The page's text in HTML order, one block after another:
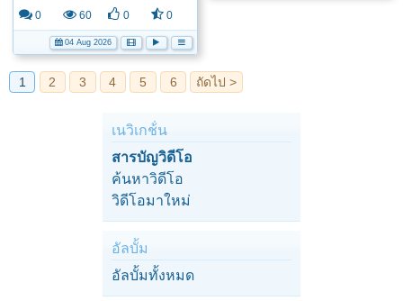
0 60 0 0
04 Aug 2026
เนวิเกช้่น
สารบัญวิดีโอ
ค้นหาวิดีโอ
วิดีโอมาใหม่
อัลบั้ม
อัลบั้มทั้งหมด